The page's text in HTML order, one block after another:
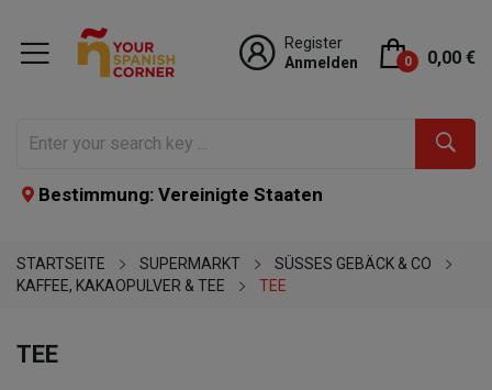
Register
Anmelden
0 0,00 €
Bestimmung: Vereinigte Staaten
STARTSEITE SUPERMARKT
SÜSSES GEBÄCK & CO
KAFFEE, KAKAOPULVER & TEE
TEE
TEE